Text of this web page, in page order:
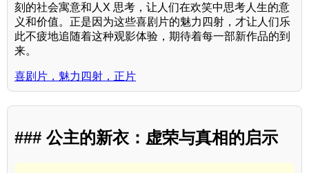
刻的社会寓意和人X 思考，让人们在欢笑中思考人生的意
义和价值。正是因为这些喜剧片的魅力四射，才让人们乐
此不疲地追随着这种观影体验，期待着每一部新作品的到
来。
喜剧片，魅力四射，正片
### 公主的新衣：虚荣与真相的启示